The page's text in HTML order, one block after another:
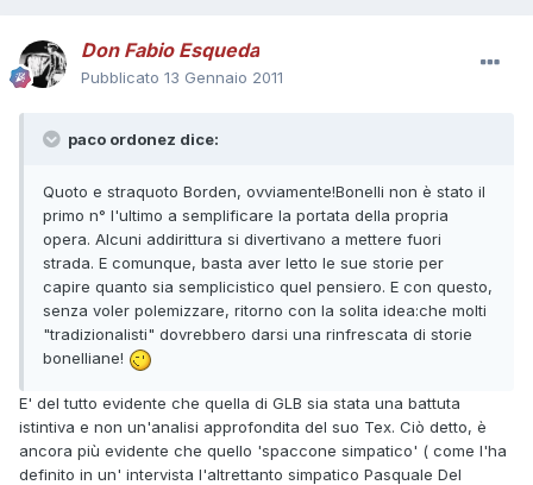
Don Fabio Esqueda
Pubblicato 13 Gennaio 2011
paco ordonez dice:
Quoto e straquoto Borden, ovviamente!Bonelli non è stato il
primo n° l'ultimo a semplificare la portata della propria
opera. Alcuni addirittura si divertivano a mettere fuori
strada. E comunque, basta aver letto le sue storie per
capire quanto sia semplicistico quel pensiero. E con questo,
senza voler polemizzare, ritorno con la solita idea:che molti
"tradizionalisti" dovrebbero darsi una rinfrescata di storie
bonelliane!
E' del tutto evidente che quella di GLB sia stata una battuta
istintiva e non un'analisi approfondita del suo Tex. Ciò detto, è
ancora più evidente che quello 'spaccone simpatico' ( come l'ha
definito in un' intervista l'altrettanto simpatico Pasquale Del